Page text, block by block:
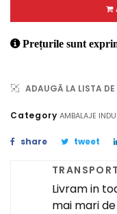
Prețurile sunt
ADAUGĂ LA LISTA DE
CategoryAMBALAJE
share tweet
Livram in
mai mari de